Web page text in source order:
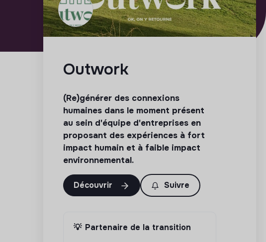
Outwork
(Re)générer des connexions
humaines dans le moment présent
au sein d'équipe d'entreprises en
proposant des expériences à fort
impact humain et à faible impact
environnemental.
Découvrir Suivre
💡 Partenaire de la transition